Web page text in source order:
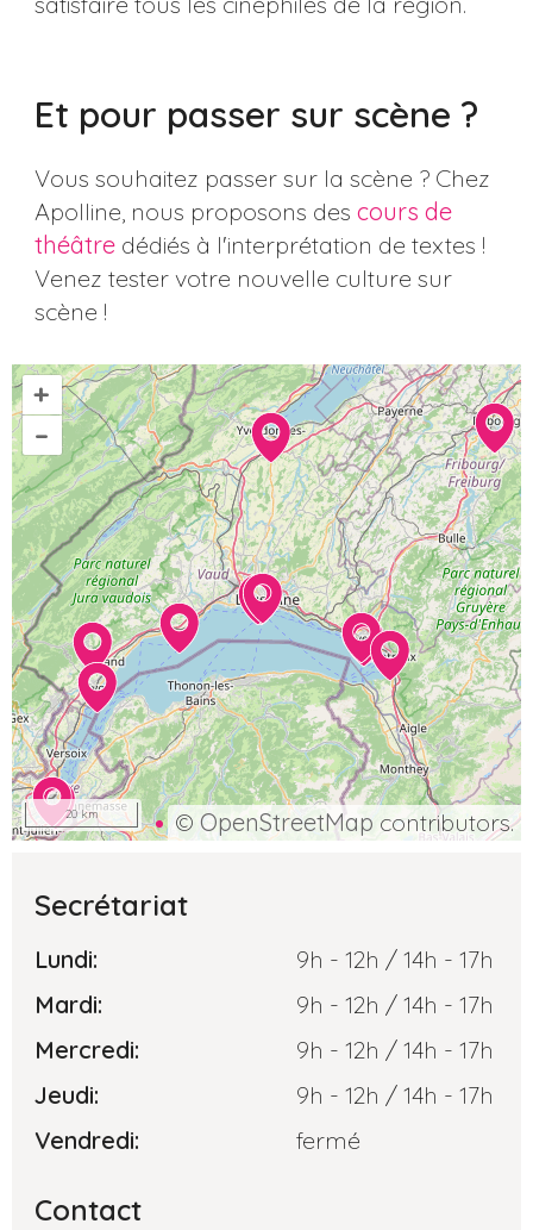
Et pour passer sur scène ?
Vous souhaitez passer sur la scène ? Chez
Apolline, nous proposons des cours de
théâtredédiés à l'interprétation de textes !
Venez tester votre nouvelle culture sur
scène !
© OpenStreetMap contributors.
+
–
20 km
Secrétariat
Lundi:
9h - 12h / 14h - 17h
Mardi:
9h - 12h / 14h - 17h
Mercredi:
9h - 12h / 14h - 17h
Jeudi:
9h - 12h / 14h - 17h
Vendredi:
fermé
Contact